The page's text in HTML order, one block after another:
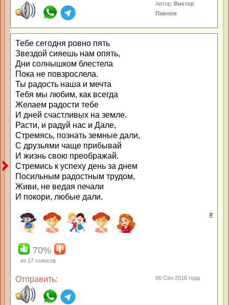
Автор:Виктор
Павлов
Тебе сегодня ровно пять
Звездой сияешь нам опять,
Дни солнышком блестела
Пока не повзрослела.
Ты радость наша и мечта
Тебя мы любим, как всегда
Желаем радости тебе
И дней счастливых на земле.
Расти, и радуй нас и Дале,
Стремясь, познать земные дали,
С друзьями чаще прибывай
И жизнь свою преображай.
Стремись к успеху день за днем
Посильным радостным трудом,
Живи, не ведая печали
И покори, любые дали.
#
70%
из 17 голосов
Отправить: 06 Сен 2016 года